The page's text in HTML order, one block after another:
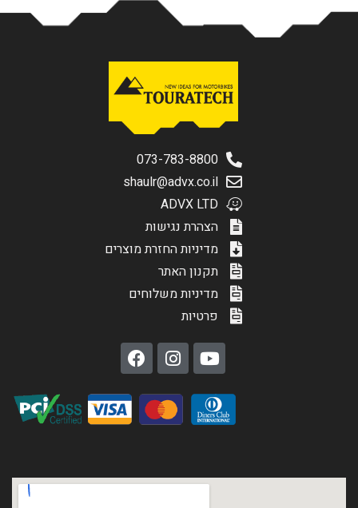
073-783-8800
shaulr@advx.co.il
ADVX LTD
הצהרת נגישות
מדיניות החזרת מוצרים
תקנון האתר
מדיניות משלוחים
פרטיות